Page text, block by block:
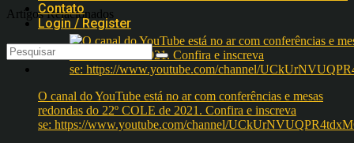
Contato
Login / Register
Artigos Relacionados
O canal do YouTube está no ar com conferências e mesas
redondas do 22º COLE de 2021. Confira e inscreva
se: https://www.youtube.com/channel/